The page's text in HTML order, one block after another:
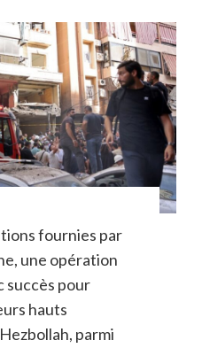
fournies par
une opération
succès pour
hauts
parmi